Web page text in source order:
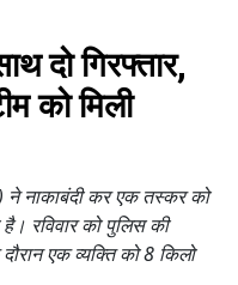
दो गिरफ्तार,
को मिली
ने नाकाबंदी कर एक तस्कर को
रविवार को पुलिस की
एक व्यक्ति को 8 किलो